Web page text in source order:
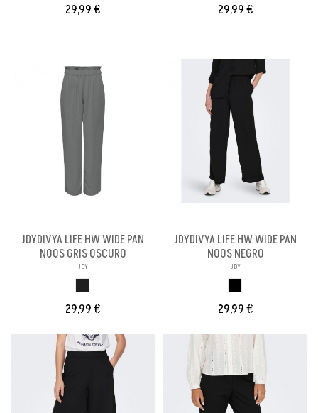
29,99 € 29,99 €
JDYDIVYA LIFE HW WIDE PAN
NOOS GRIS OSCURO
JDY
29,99 €
JDYDIVYA LIFE HW WIDE PAN
NOOS NEGRO
JDY
29,99 €